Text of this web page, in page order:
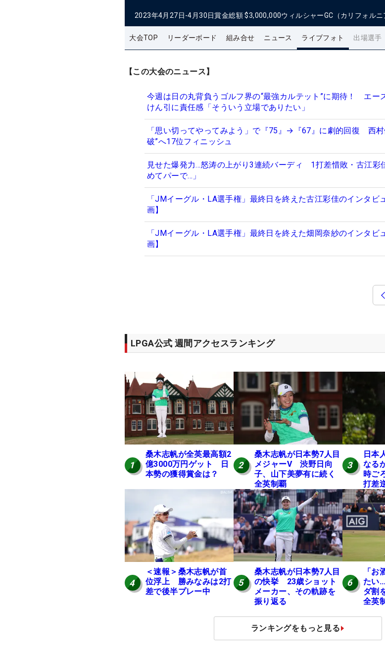
2023年4月27日-4月30日賞金総額 $3,000,000ウィルシャーGC（カリフォルニ
大会TOP リーダーボード 組み合せ ニュース ライブフォト 出場選手
【この大会のニュース】
今週は日の丸背負うゴルフ界の“最強カルテット”に期待！ エー
けん引に責任感「そういう立場でありたい」
「思い切ってやってみよう」で『75』→『67』に劇的回復 西村
破”へ17位フィニッシュ
見せた爆発力…怒涛の上がり3連続バーディ 1打差惜敗・古江彩
めてパーで…」
「JMイーグル・LA選手権」最終日を終えた古江彩佳のインタビ
画】
「JMイーグル・LA選手権」最終日を終えた畑岡奈紗のインタビ
画】
LPGA公式 週間アクセスランキング
1
桑木志帆が全英最高額2
億3000万円ゲット 日
本勢の獲得賞金は？
2
桑木志帆が日本勢7人目
メジャーV 渋野日向
子、山下美夢有に続く
全英制覇
3
日本
なる
時ご
打差
4
＜速報＞桑木志帆が首
位浮上 勝みなみは2打
差で後半プレー中
5
桑木志帆が日本勢7人目
の快挙 23歳ショット
メーカー、その軌跡を
振り返る
6
「お
たい
ダ割
全英
ランキングをもっと見る